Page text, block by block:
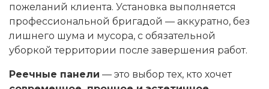
пожеланий клиента. Установка выполняется
профессиональной бригадой — аккуратно, без
лишнего шума и мусора, с обязательной
уборкой территории после завершения работ.
Реечные панели — это выбор тех, кто хочет